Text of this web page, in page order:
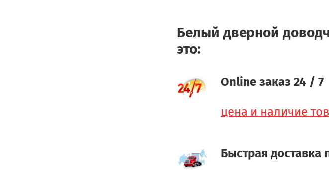
Белый дверной
это:
Online заказ 24 / 7
цена и наличие
Быстрая доставка